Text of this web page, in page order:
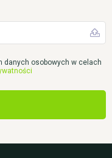
danych osobowych w celach